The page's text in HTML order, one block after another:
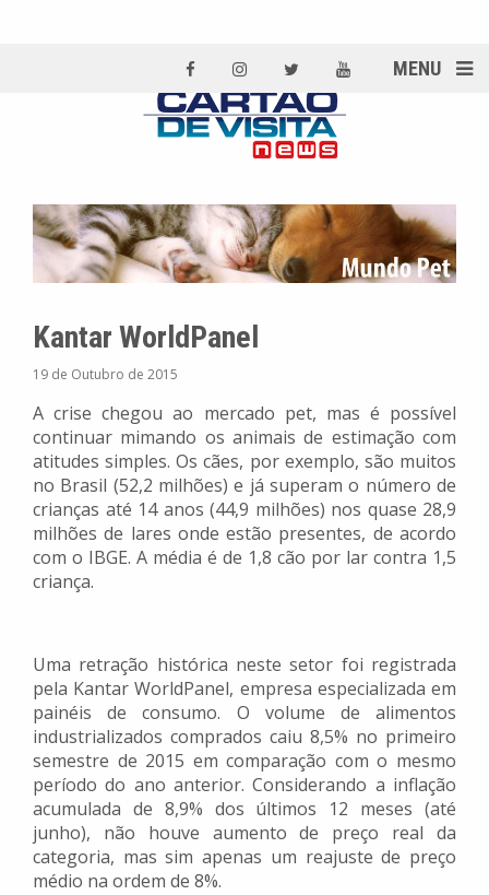
MENU
Kantar WorldPanel
19 de Outubro de 2015
A crise chegou ao mercado pet, mas é possível
continuar mimando os animais de estimação com
atitudes simples. Os cães, por exemplo, são muitos
no Brasil (52,2 milhões) e já superam o número de
crianças até 14 anos (44,9 milhões) nos quase 28,9
milhões de lares onde estão presentes, de acordo
com o IBGE. A média é de 1,8 cão por lar contra 1,5
criança.
Uma retração histórica neste setor foi registrada
pela Kantar WorldPanel, empresa especializada em
painéis de consumo. O volume de alimentos
industrializados comprados caiu 8,5% no primeiro
semestre de 2015 em comparação com o mesmo
período do ano anterior. Considerando a inflação
acumulada de 8,9% dos últimos 12 meses (até
junho), não houve aumento de preço real da
categoria, mas sim apenas um reajuste de preço
médio na ordem de 8%.